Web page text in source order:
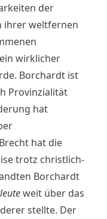
der
ihrer weltfernen
wirklicher
Borchardt ist
Provinzialität
hat
hat die
trotz christlich-
Borchardt
weit über das
stellte. Der